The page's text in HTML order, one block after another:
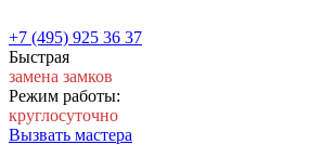
+7 (495) 925 36 37
Быстрая
замена замков
Режим работы:
круглосуточно
Вызвать мастера